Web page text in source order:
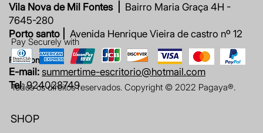
Vila Nova de Mil Fontes |
Bairro Maria Graça 4H -
7645-280
Porto santo |
Avenida Henrique Vieira de castro nº 12
Fale connosco
E-mail: summertime-escritorio@hotmail.com
Tel: 924028749
Pay Securely with
Todos os direitos reservados. Copyright © 2022 Pagaya®.
SHOP